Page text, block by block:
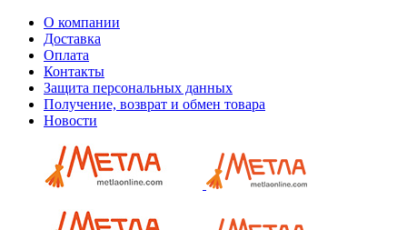
О компании
Доставка
Оплата
Контакты
Защита персональных данных
Получение, возврат и обмен товара
Новости